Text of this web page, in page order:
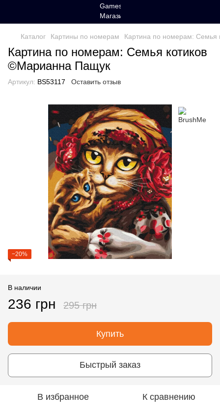
Каталог Картины по номерам Картина по номерам: Семья
Картина по номерам: Семья котиков
©Марианна Пащук
Артикул: BS53117 Оставить отзыв
−20%
В наличии
236 грн 295 грн
Купить
Быстрый заказ
В избранное К сравнению